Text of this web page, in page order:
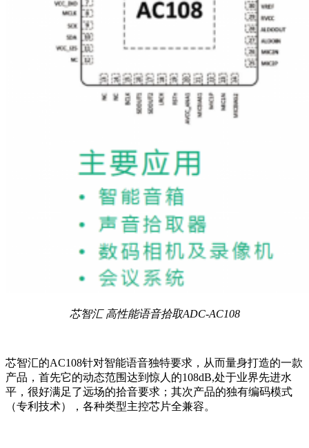
芯智汇 高性能语音拾取ADC-AC108
芯智汇的AC108针对智能语音独特要求，从而量身打造的一款
产品，首先它的动态范围达到惊人的108dB,处于业界先进水
平，很好满足了远场的拾音要求；其次产品的独有编码模式
（专利技术），各种类型主控芯片全兼容。